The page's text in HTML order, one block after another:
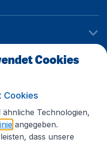
Cookies
Cookies
Technologien,
angegeben.
dass unsere